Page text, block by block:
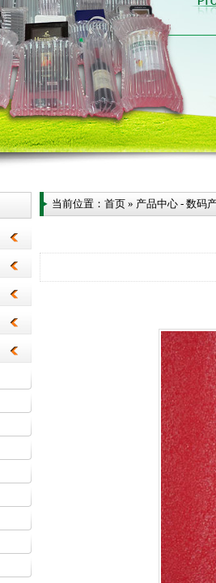
当前位置： 首页 » 产品中心 - 数码